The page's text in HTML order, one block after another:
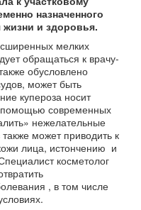
назначенного
жизни и здоровья.
мелких
обращаться к врачу-
обусловлено
может быть
купероза носит
помощью современных
нежелательные
может приводить к
лица, истончению и
косметолог
, в том числе